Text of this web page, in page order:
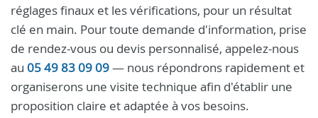
réglages finaux et les vérifications, pour un résultat
clé en main. Pour toute demande d'information, prise
de rendez-vous ou devis personnalisé, appelez-nous
au 05 49 83 09 09— nous répondrons rapidement et
organiserons une visite technique afin d'établir une
proposition claire et adaptée à vos besoins.